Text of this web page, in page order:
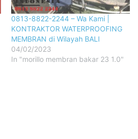
0813-8822-2244 – Wa Kami |
KONTRAKTOR WATERPROOFING
MEMBRAN di Wilayah BALI
04/02/2023
In "morillo membran bakar 23 1.0"